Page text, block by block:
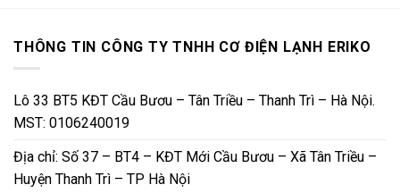
THÔNG TIN CÔNG TY TNHH CƠ ĐIỆN LẠNH ERIKO
Lô 33 BT5 KĐT Cầu Bươu – Tân Triều – Thanh Trì – Hà Nội.
MST: 0106240019
Địa chỉ: Số 37 – BT4 – KĐT Mới Cầu Bươu – Xã Tân Triều –
Huyện Thanh Trì – TP Hà Nội